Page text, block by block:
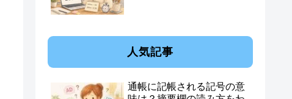
人気記事
通帳に記帳される記号の意